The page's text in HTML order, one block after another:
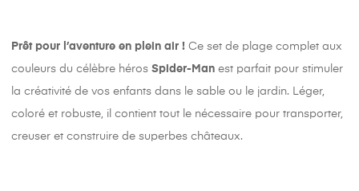
Prêt pour l’aventure en plein air ! Ce set de plage complet aux
couleurs du célèbre héros Spider-Man est parfait pour stimuler
la créativité de vos enfants dans le sable ou le jardin. Léger,
coloré et robuste, il contient tout le nécessaire pour transporter,
creuser et construire de superbes châteaux.